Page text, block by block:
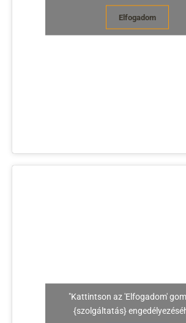
Elfogadom
"Kattintson az 'Elfogadom'
{szolgáltatás}